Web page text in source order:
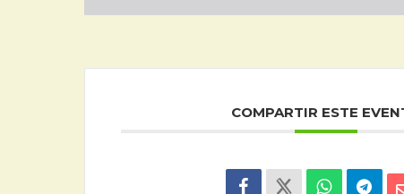
COMPARTIR ESTE